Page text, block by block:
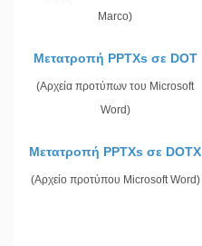
Marco)
Μετατροπή PPTXs σε DOT
(Αρχεία προτύπων του Microsoft
Word)
Μετατροπή PPTXs σε DOTX
(Αρχείο προτύπου Microsoft Word)